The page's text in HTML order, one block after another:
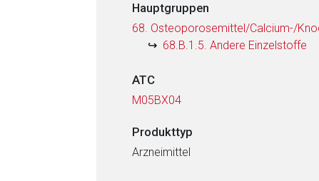
Hauptgruppen
68. Osteoporosemittel/Calcium-/
68.B.1.5. Andere Einzelstoffe
ATC
M05BX04
Produkttyp
Arzneimittel